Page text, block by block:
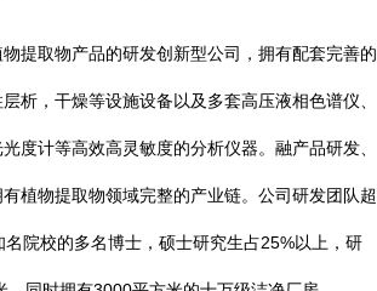
提取物产品的研发创新型公司，拥有配套完善的
析，干燥等设施设备以及多套高压液相色谱仪、
度计等高效高灵敏度的分析仪器。融产品研发、
植物提取物领域完整的产业链。公司研发团队超
名院校的多名博士，硕士研究生占25%以上，研